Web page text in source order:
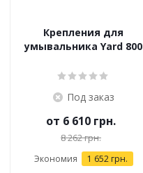
Крепления для
умывальника Yard 800
Под заказ
от 6 610 грн.
8 262 грн.
Экономия 1 652 грн.